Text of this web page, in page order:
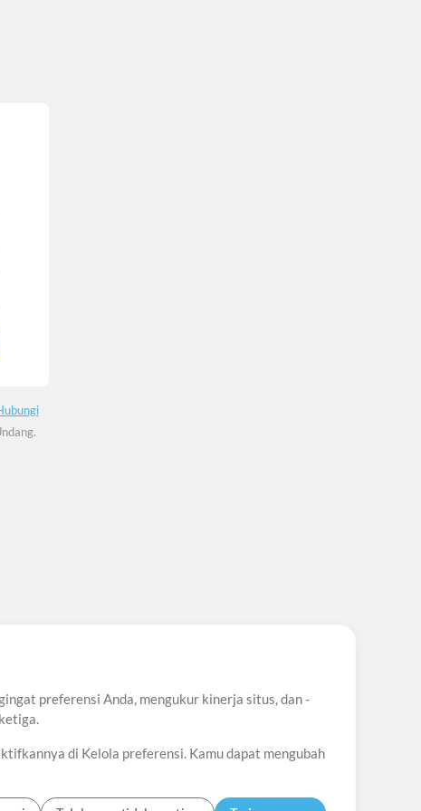
preferensi Anda, mengukur kinerja situs, dan -
di Kelola preferensi. Kamu dapat mengubah